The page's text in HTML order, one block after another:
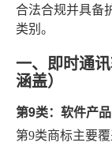
合法合规并具备
类别。
一、即时通
涵盖）
第9类：软件产
第9类商标主要